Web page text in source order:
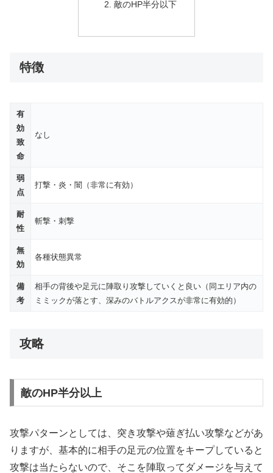
敵のHP半分以下
特徴
有
効
致
命
なし
弱
点
打撃・炎・闇（非常に有効）
耐
性
斬撃・刺撃
無
効
各種状態異常
備
考
相手の背後や足元に陣取り攻撃していくと良い（同エリア内の
ミミックが落とす、深みのバトルアクスが非常に有効的）
攻略
敵のHP半分以上
攻撃パターンとしては、突き攻撃や薙ぎ払い攻撃などがあ
りますが、基本的に相手の足元の位置をキープしていると
攻撃は当たらないので、そこを陣取ってダメージを与えて